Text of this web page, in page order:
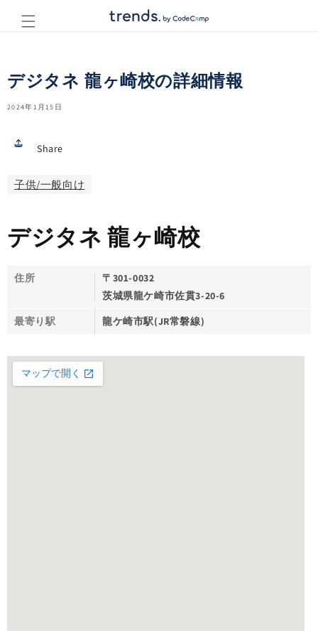
ンツに
進む
デジタネ 龍ヶ崎校の詳細情報
2024年1月15日
Share
子供/一般向け
デジタネ 龍ヶ崎校
住所
〒301-0032
茨城県龍ケ崎市佐貫3-20-6
最寄り駅
龍ケ崎市駅(JR常磐線)